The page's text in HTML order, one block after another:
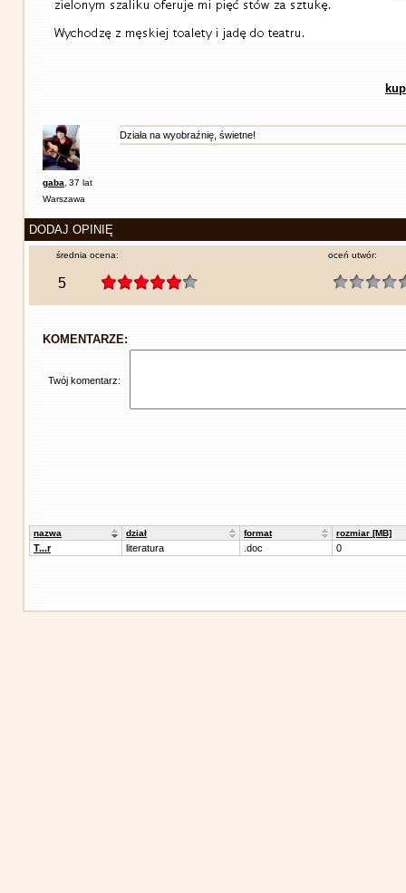
gaba 37 lat
Warszawa
Działa na wyobraźnię, świetne!
DODAJ OPINIĘ
średnia ocena:
5
oceń utwór:
KOMENTARZE:
Twój komentarz:
nazwa dział format rozmiar [MB]
T...r literatura .doc 0